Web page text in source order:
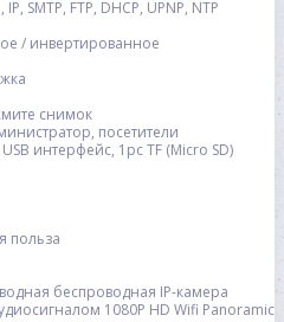
SMTP, FTP, DHCP, UPNP, NTP
/ инвертированное
снимок
посетители
интерфейс, 1pc TF (Micro SD)
польза
беспроводная IP-камера
1080P HD Wifi Panoramic